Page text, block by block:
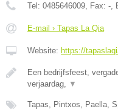
Tel: 0485646009 , Fax: -
E-mail › Tapas La Qia
Website: https://
Een bedrijfsfeest,
verjaardag,
▼
Tapas, Pintxos, Paella,